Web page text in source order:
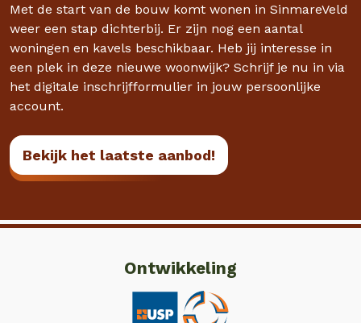
Met de start van de bouw komt wonen in SinmareVeld
weer een stap dichterbij. Er zijn nog een aantal
woningen en kavels beschikbaar. Heb jij interesse in
een plek in deze nieuwe woonwijk? Schrijf je nu in via
het digitale inschrijfformulier in jouw persoonlijke
account.
Bekijk het laatste aanbod!
Ontwikkeling